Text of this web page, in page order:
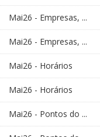
Mai26 - Empresas, ...
Mai26 - Empresas, ...
Mai26 - Horários
Mai26 - Horários
Mai26 - Pontos do ...